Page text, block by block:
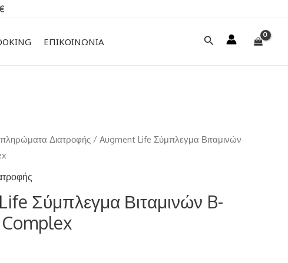
ΕΠΙΚΟΙΝΩΝΙΑ Αναζήτηση
Διατροφής / Augment Life Σύμπλεγμα Βιταμινών
Σύμπλεγμα Βιταμινών B-